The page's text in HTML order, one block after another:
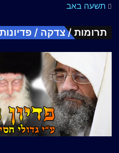
תשעה באב
תרומות / צדקה / פדיונות